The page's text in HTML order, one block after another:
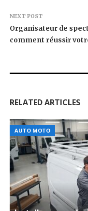
NEXT POST
Organisateur de
comment réussir
RELATED ARTICLES
AUTO MOTO